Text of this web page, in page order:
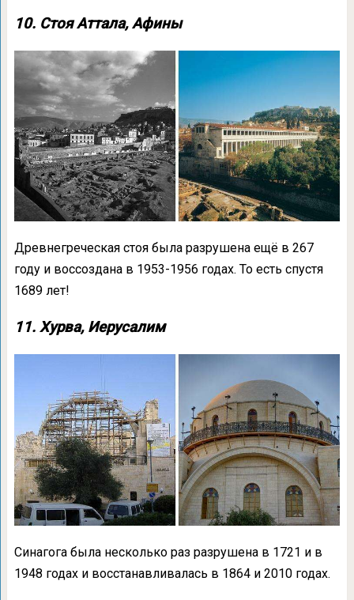
10. Стоя Аттала, Афины
Древнегреческая стоя была разрушена ещё в 267
году и воссоздана в 1953-1956 годах. То есть спустя
1689 лет!
11. Хурва, Иерусалим
Синагога была несколько раз разрушена в 1721 и в
1948 годах и восстанавливалась в 1864 и 2010 годах.